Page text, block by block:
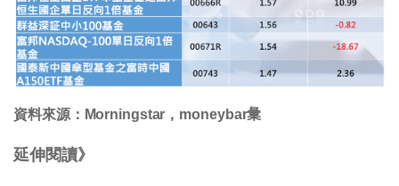
資料來源：Morningstar，moneybar𢑥
延伸閱讀》